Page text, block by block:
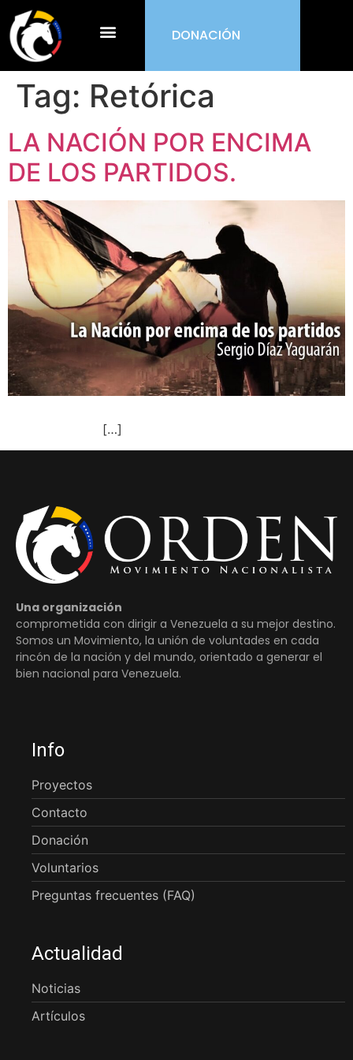
DONACIÓN
Tag: Retórica
LA NACIÓN POR ENCIMA
DE LOS PARTIDOS.
[…]
Una organización
comprometida con dirigir a Venezuela a su mejor destino.
Somos un Movimiento, la unión de voluntades en cada
rincón de la nación y del mundo, orientado a generar el
bien nacional para Venezuela.
Info
Proyectos
Contacto
Donación
Voluntarios
Preguntas frecuentes (FAQ)
Actualidad
Noticias
Artículos